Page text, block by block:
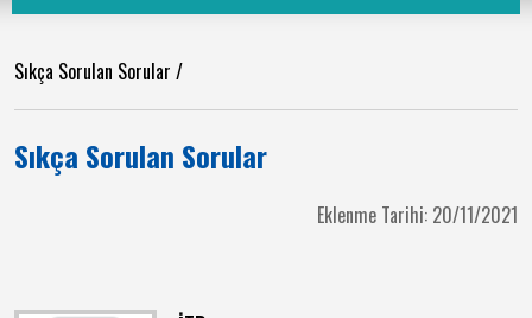
Sıkça Sorulan Sorular /
Sıkça Sorulan Sorular
Eklenme Tarihi: 20/11/2021